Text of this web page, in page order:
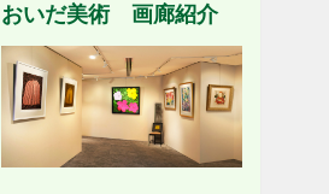
おいだ美術 画廊紹介